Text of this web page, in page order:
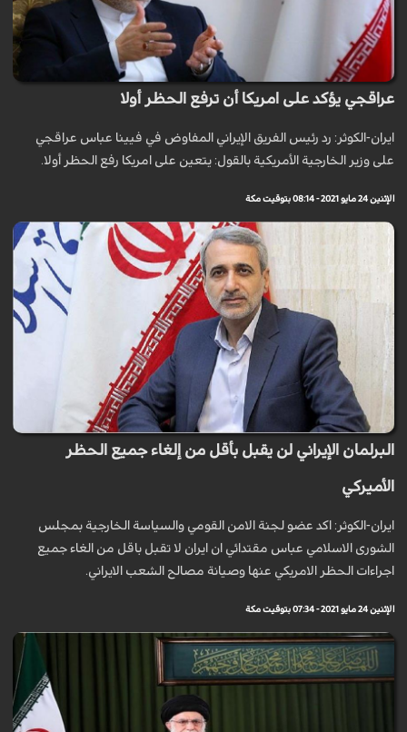
عراقجي يؤكد على امريكا أن ترفع الحظر أولا
ايران-الكوثر: رد رئيس الفريق الإيراني المفاوض في فيينا عباس عراقجي
على وزير الخارجية الأمريكية بالقول: يتعين على امريكا رفع الحظر أولا.
الإثنين 24 مايو 2021 - 08:14 بتوقيت مكة
البرلمان الإيراني لن يقبل بأقل من إلغاء جميع الحظر
الأميركي
ايران-الكوثر: اكد عضو لجنة الامن القومي والسياسة الخارجية بمجلس
الشورى الاسلامي عباس مقتدائي ان ايران لا تقبل باقل من الغاء جميع
اجراءات الحظر الامريكي عنها وصيانة مصالح الشعب الايراني.
الإثنين 24 مايو 2021 - 07:34 بتوقيت مكة